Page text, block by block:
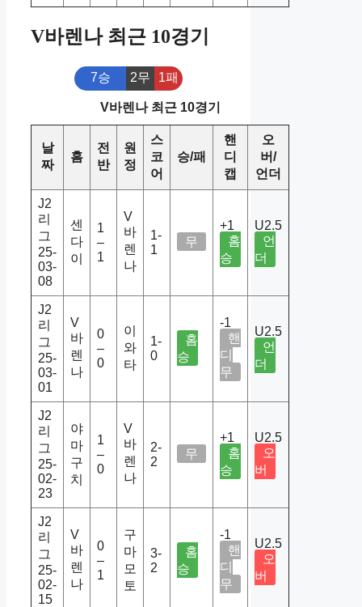
V바렌나 최근 10경기
7승 2무 1패
V바렌나 최근 10경기
날
짜
홈
전
반
원
정
스
코
어
승/패
핸
디
캡
오
버/
언더
J2
리
그
25-
03-
08
센
다
이
1
–
1
V
바
렌
나
1-
1
무
+1
홈
승
U2.5
언
더
J2
리
그
25-
03-
01
V
바
렌
나
0
–
0
이
와
타
1-
0
홈
승
-1
핸
디
무
U2.5
언
더
J2
리
그
25-
02-
23
야
마
구
치
1
–
0
V
바
렌
나
2-
2
무
+1
홈
승
U2.5
오
버
J2
리
그
25-
02-
15
V
바
렌
나
0
–
1
구
마
모
토
3-
2
홈
승
-1
핸
디
무
U2.5
오
버